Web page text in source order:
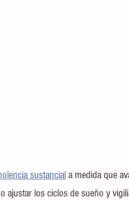
sustancial a medida que
ajustar los ciclos de sueño y